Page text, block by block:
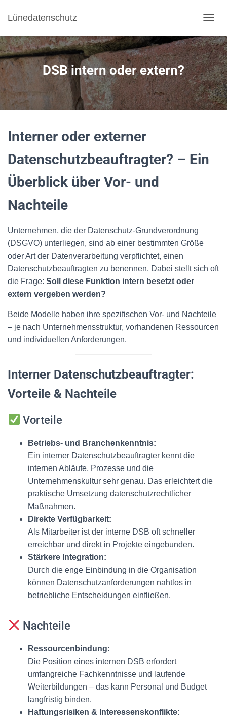
Lünedatenschutz
DSB intern oder extern?
Interner oder externer
Datenschutzbeauftragter? – Ein
Überblick über Vor- und
Nachteile
Unternehmen, die der Datenschutz-Grundverordnung
(DSGVO) unterliegen, sind ab einer bestimmten Größe
oder Art der Datenverarbeitung verpflichtet, einen
Datenschutzbeauftragten zu benennen. Dabei stellt sich oft
die Frage: Soll diese Funktion intern besetzt oder
extern vergeben werden?
Beide Modelle haben ihre spezifischen Vor- und Nachteile
– je nach Unternehmensstruktur, vorhandenen Ressourcen
und individuellen Anforderungen.
Interner Datenschutzbeauftragter:
Vorteile & Nachteile
Vorteile
Betriebs- und Branchenkenntnis:
Ein interner Datenschutzbeauftragter kennt die
internen Abläufe, Prozesse und die
Unternehmenskultur sehr genau. Das erleichtert die
praktische Umsetzung datenschutzrechtlicher
Maßnahmen.
Direkte Verfügbarkeit:
Als Mitarbeiter ist der interne DSB oft schneller
erreichbar und direkt in Projekte eingebunden.
Stärkere Integration:
Durch die enge Einbindung in die Organisation
können Datenschutzanforderungen nahtlos in
betriebliche Entscheidungen einfließen.
Nachteile
Ressourcenbindung:
Die Position eines internen DSB erfordert
umfangreiche Fachkenntnisse und laufende
Weiterbildungen – das kann Personal und Budget
langfristig binden.
Haftungsrisiken & Interessenskonflikte: